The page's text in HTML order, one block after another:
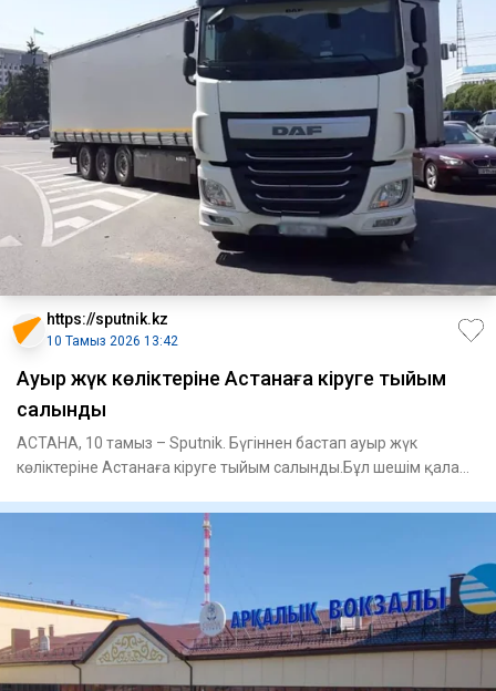
https://sputnik.kz
10 Тамыз 2026 13:42
Ауыр жүк көліктеріне Астанаға кіруге тыйым
салынды
АСТАНА, 10 тамыз – Sputnik. Бүгіннен бастап ауыр жүк
көліктеріне Астанаға кіруге тыйым салынды.Бұл шешім қала